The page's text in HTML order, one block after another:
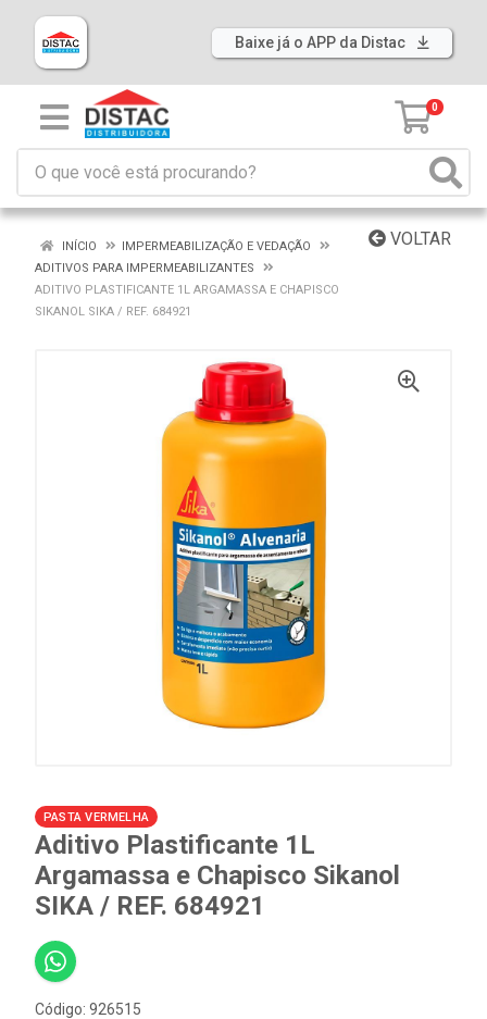
Baixe já o APP da Distac
0
VOLTAR
INÍCIO
IMPERMEABILIZAÇÃO E VEDAÇÃO
ADITIVOS PARA IMPERMEABILIZANTES
ADITIVO PLASTIFICANTE 1L ARGAMASSA E CHAPISCO
SIKANOL SIKA / REF. 684921
PASTA VERMELHA
Aditivo Plastificante 1L
Argamassa e Chapisco Sikanol
SIKA / REF. 684921
Código: 926515